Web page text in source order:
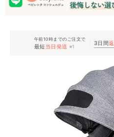
午前10時までのご注文で
最短 当日発送 ※1 3日間